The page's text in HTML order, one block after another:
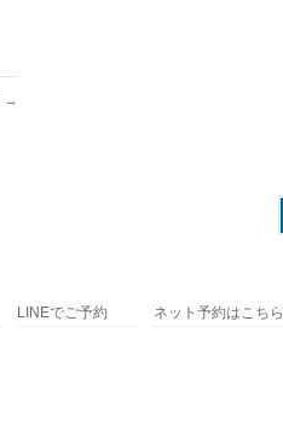
→
LINEでご予約 ネット予約はこちら